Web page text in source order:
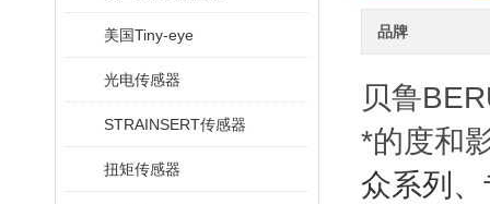
美国Tiny-eye
光电传感器
STRAINSERT传感器
扭矩传感器
品牌
贝鲁
*的度和
众系列